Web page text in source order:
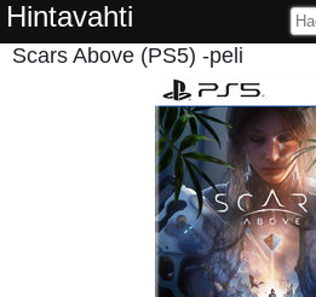
Hintavahti
Scars Above (PS5) -peli